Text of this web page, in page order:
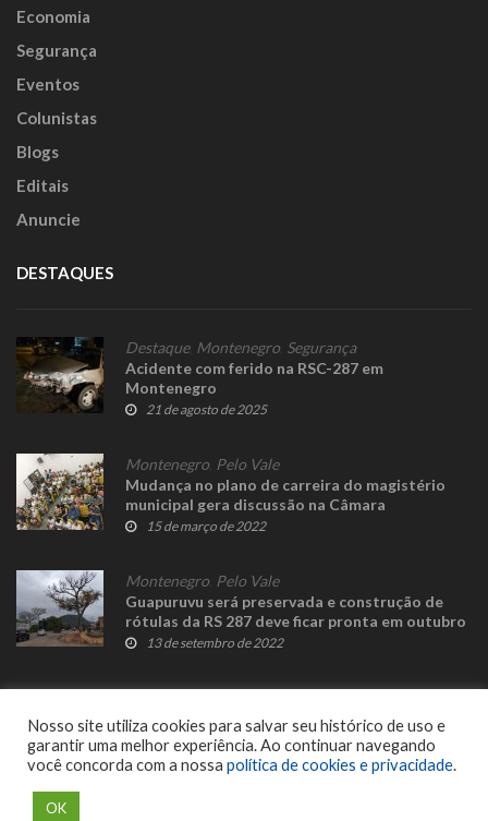
Economia
Segurança
Eventos
Colunistas
Blogs
Editais
Anuncie
DESTAQUES
Destaque, Montenegro Segurança
Acidente com ferido na RSC-287 em
Montenegro
21 de agosto de 2025
Montenegro Pelo Vale
Mudança no plano de carreira do magistério
municipal gera discussão na Câmara
15 de março de 2022
Montenegro Pelo Vale
Guapuruvu será preservada e construção de
rótulas da RS 287 deve ficar pronta em outubro
13 de setembro de 2022
© 2023 Fato Novo - Todos os direitos reservados. Desenvolvido por
Nosso site utiliza cookies para salvar seu histórico de uso e
garantir uma melhor experiência. Ao continuar navegando
você concorda com a nossa política de cookies e privacidade.
OK